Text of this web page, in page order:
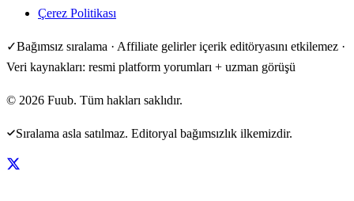
Çerez Politikası
✓Bağımsız sıralama · Affiliate gelirler içerik editöryasını etkilemez ·
Veri kaynakları: resmi platform yorumları + uzman görüşü
© 2026 Fuub. Tüm hakları saklıdır.
Sıralama asla satılmaz. Editoryal bağımsızlık ilkemizdir.